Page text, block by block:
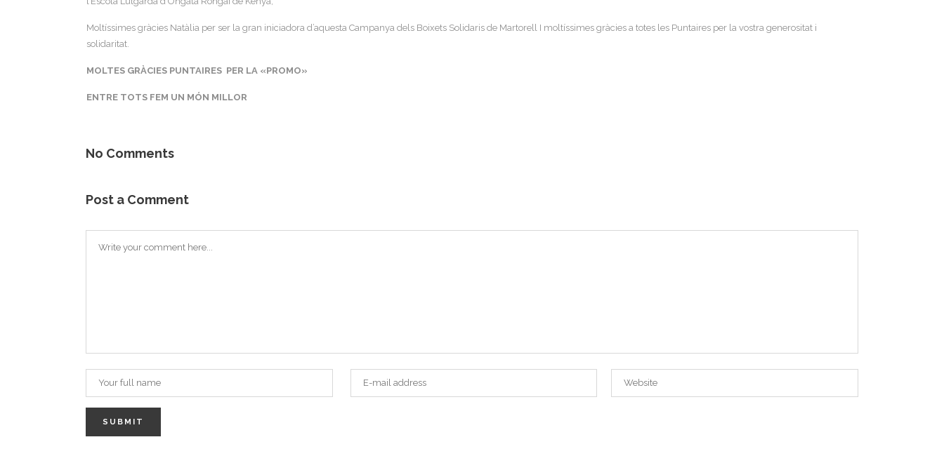
Moltíssimes gràcies Natàlia per ser la gran iniciadora d’aquesta Campanya dels Boixets Solidaris de Martorell I moltíssimes gràcies a totes les Puntaires per la vostra generositat i
solidaritat.
MOLTES GRÀCIES PUNTAIRES PER LA «PROMO»
ENTRE TOTS FEM UN MÓN MILLOR
No Comments
Post a Comment